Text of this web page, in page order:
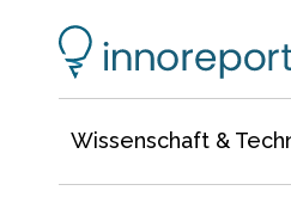
Wissenschaft &